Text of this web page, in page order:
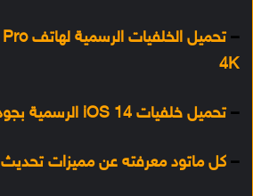
–
4K
–تحميل خلفيات iOS 14 الرسمية بجودة عالية
– كل ماتود معرفته عن مميزات تحديث iOS 14